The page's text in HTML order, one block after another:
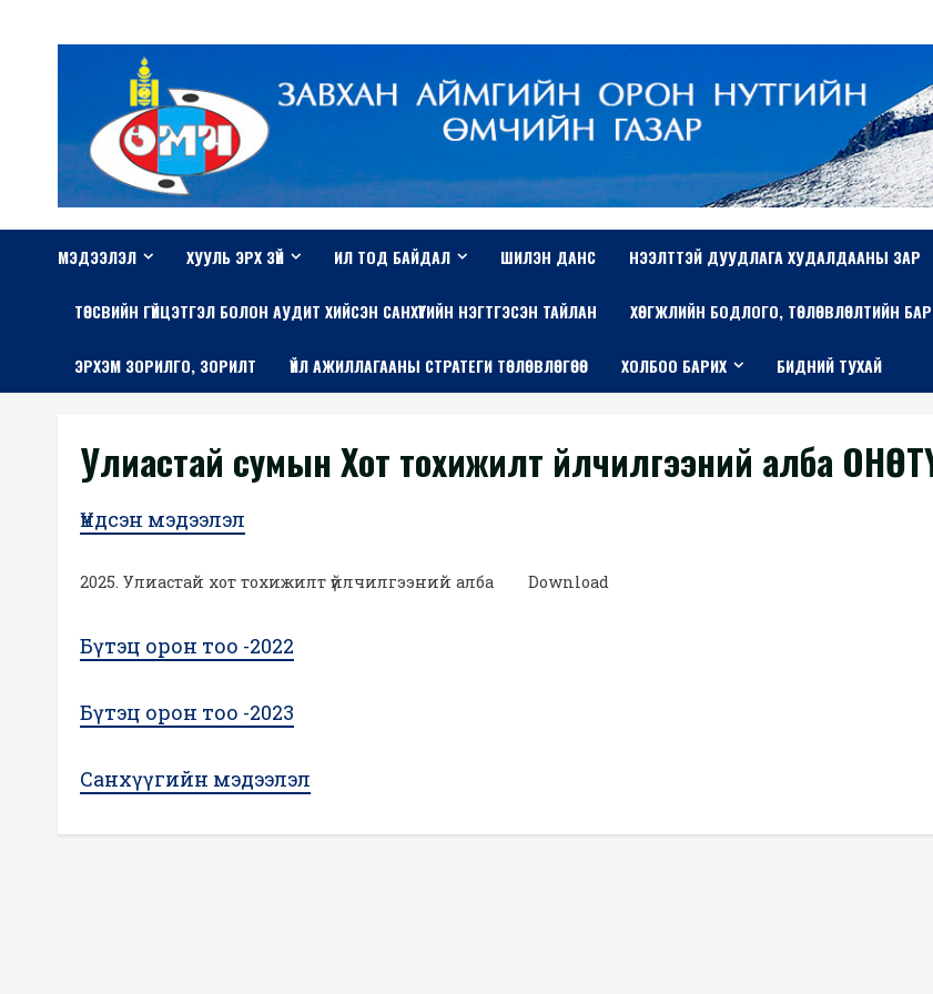
МЭДЭЭЛЭЛ ХУУЛЬ ЭРХ ЗҮЙ ИЛ ТОД БАЙДАЛ ШИЛЭН ДАНС НЭЭЛТТЭЙ ДУУДЛАГА ХУДАЛДААНЫ ЗАР
TӨСВИЙН ГҮЙЦЭТГЭЛ БОЛОН АУДИТ ХИЙСЭН САНХҮҮГИЙН НЭГТГЭСЭН ТАЙЛАН ХӨГЖЛИЙН БОДЛОГО, ТӨЛӨВЛӨЛТИЙН
ЭРХЭМ ЗОРИЛГО, ЗОРИЛТ ҮЙЛ АЖИЛЛАГААНЫ СТРАТЕГИ ТӨЛӨВЛӨГӨӨ ХОЛБОО БАРИХ БИДНИЙ ТУХАЙ
Улиастай сумын Хот тохижилт үйлчилгээний алба
Үндсэн мэдээлэл
2025. Улиастай хот тохижилт үйлчилгээний алба Download
Бүтэц орон тоо -2022
Бүтэц орон тоо -2023
Санхүүгийн мэдээлэл